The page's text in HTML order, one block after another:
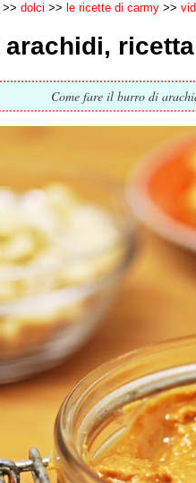
dolci le ricette di carmy
Come fare il burro di